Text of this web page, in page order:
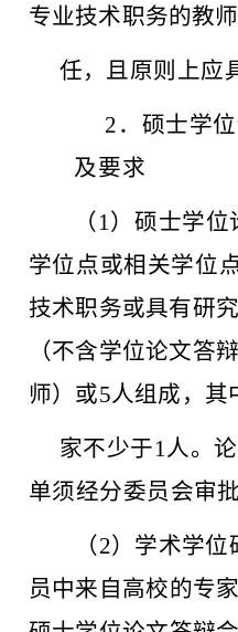
专业技术职务的教
任，且原则上应
2 ．硕士学
及要求
（ 1 ）硕士学位
学位点或相关学位
技术职务或具有研
（不含学位论文答
师）或5人组成，其
家不少于1 人。
单须经分委员会审批
（ 2）学术学位
员中来自高校的专